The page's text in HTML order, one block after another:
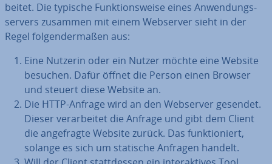
bei­tet. Die typische Funk­ti­ons­wei­se eines An­wen­dungs­
ser­vers zusammen mit einem Webserver sieht in der
Regel fol­gen­der­ma­ßen aus:
Eine Nutzerin oder ein Nutzer möchte eine Website
besuchen. Dafür öffnet die Person einen Browser
und steuert diese Website an.
Die HTTP-Anfrage wird an den Webserver gesendet.
Dieser ver­ar­bei­tet die Anfrage und gibt dem Client
die an­ge­frag­te Website zurück. Das funk­tio­niert,
solange es sich um statische Anfragen handelt.